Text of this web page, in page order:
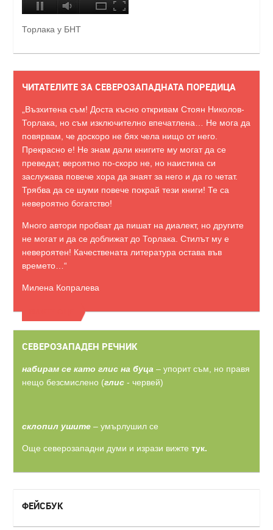
Торлака у БНТ
ЧИТАТЕЛИТЕ ЗА СЕВЕРОЗАПАДНАТА ПОРЕДИЦА
„Възхитена съм! Доста късно откривам Стоян Николов-
Торлака, но съм изключително впечатлена… Не мога да
повярвам, че доскоро не бях чела нищо от него.
Прекрасно е! Не знам дали книгите му могат да се
преведат, вероятно по-скоро не, но наистина си
заслужава повече хора да знаят за него и да го четат.
Трябва да се шуми повече покрай тези книги! Те са
невероятно богатство!
Много автори пробват да пишат на диалект, но другите
не могат и да се доближат до Торлака. Стилът му е
невероятен! Качествената литература остава във
времето…“
Милена Копралева
СЕВЕРОЗАПАДЕН РЕЧНИК
набирам се като глис на буца – упорит съм, но правя
нещо безсмислено (глис - червей)
склопил ушите – умърлушил се
Още северозападни думи и изрази вижте тук.
ФЕЙСБУК